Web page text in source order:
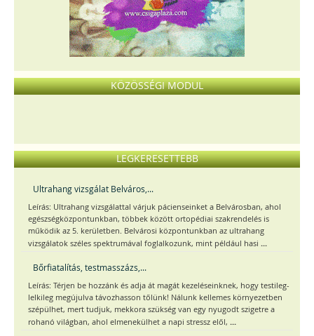
KÖZÖSSÉGI MODUL
LEGKERESETTEBB
Ultrahang vizsgálat Belváros,...
Leírás: Ultrahang vizsgálattal várjuk pácienseinket a Belvárosban, ahol
egészségközpontunkban, többek között ortopédiai szakrendelés is
működik az 5. kerületben. Belvárosi központunkban az ultrahang
vizsgálatok széles spektrumával foglalkozunk, mint például hasi ...
Bőrfiatalítás, testmasszázs,...
Leírás: Térjen be hozzánk és adja át magát kezeléseinknek, hogy testileg-
lelkileg megújulva távozhasson tőlünk! Nálunk kellemes környezetben
szépülhet, mert tudjuk, mekkora szükség van egy nyugodt szigetre a
rohanó világban, ahol elmenekülhet a napi stressz elől, ...